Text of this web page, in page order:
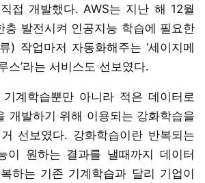
접 개발했다. AWS는 지난 해 12월
층 발전시켜 인공지능 학습에 필요한
) 작업마저 자동화해주는 ‘세이지메
스’라는 서비스도 선보였다.
계학습뿐만 아니라 적은 데이터로
개발하기 위해 이용되는 강화학습을
선보였다. 강화학습이란 반복되는
이 원하는 결과를 낼때까지 데이터
하는 기존 기계학습과 달리 기업이